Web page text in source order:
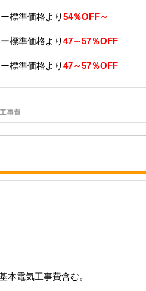
標準価格より54％OFF～
標準価格より47～57％OFF
標準価格より47～57％OFF
電気工事費含む。